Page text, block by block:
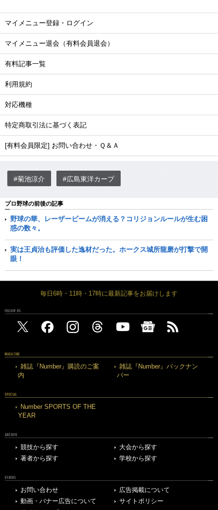
マイメニュー登録・ログイン
マイメニュー退会（有料会員退会）
有料記事一覧
利用規約
対応機種
特定商取引法に基づく表記
[有料会員限定] お問い合わせ・Ｑ＆Ａ
#菊池涼介 #広島東洋カープ
プロ野球の前後の記事
野球の華、レーザービームが消える？コリジョンルールが生む困
惑の数々。
実は王貞治も評価した逸材だった。ホークス城所龍磨が打撃で開
眼！
毎日6時・11時・17時に最新記事をお届けします
FOLLOW US
MAGAZINE
雑誌『Number』購読のご案
内
雑誌『Number』バックナン
バー
SPECIAL
Number SPORTS OF THE
YEAR
ARCHIVE
競技から探す
大会から探す
著者から探す
学校から探す
OTHERS
お問い合わせ
広告掲載について
動画・バナー広告について
サイトポリシー